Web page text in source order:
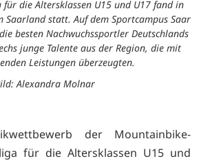
für die Altersklassen U15 und U17 fand in
Saarland statt. Auf dem Sportcampus Saar
besten Nachwuchssportler Deutschlands
junge Talente aus der Region, die mit
Leistungen überzeugten.
Alexandra Molnar
der Mountainbike-
für die Altersklassen U15 und